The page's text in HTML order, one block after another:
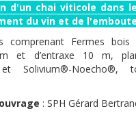
d'un chai viticole dans
du vin et de
comprenant Fermes
et d’entraxe 10 m,
et Solivium®-Noecho®,
: SPH Gérard